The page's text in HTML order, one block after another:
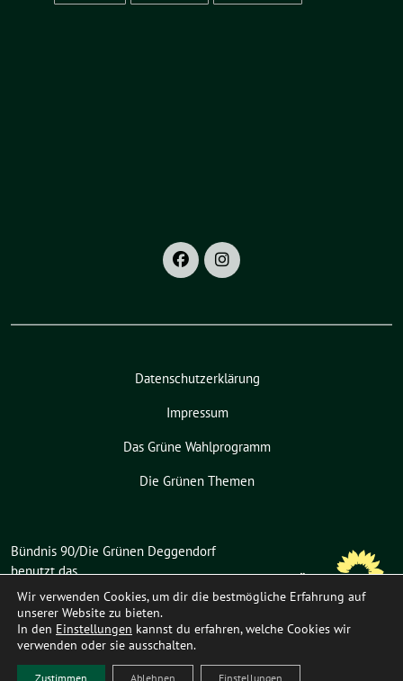
Datenschutzerklärung
Impressum
Das Grüne Wahlprogramm
Die Grünen Themen
Bündnis 90/Die Grünen Deggendorf
benutzt das
freie grüne Themesunflower‐ ein
Angebot derverdigado eG
Wir verwenden Cookies, um dir die bestmögliche Erfahrung auf
unserer Website zu bieten.
In den Einstellungen kannst du erfahren, welche Cookies wir
verwenden oder sie ausschalten.
Zustimmen Ablehnen Einstellungen